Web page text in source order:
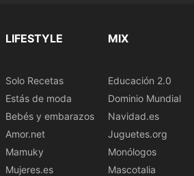
LIFESTYLE
Solo Recetas
Estás de moda
Bebés y embarazos
Amor.net
Mamuky
Mujeres.es
MIX
Educación 2.0
Dominio Mundial
Navidad.es
Juguetes.org
Monólogos
Mascotalia